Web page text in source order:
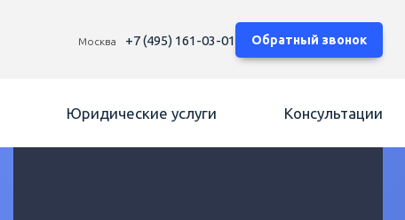
Москва +7 (495) 161-03-01 Обратный звонок
Юридические услуги Консультации